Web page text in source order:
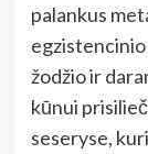
palankus
žodžio ir
kūnui
seseryse,